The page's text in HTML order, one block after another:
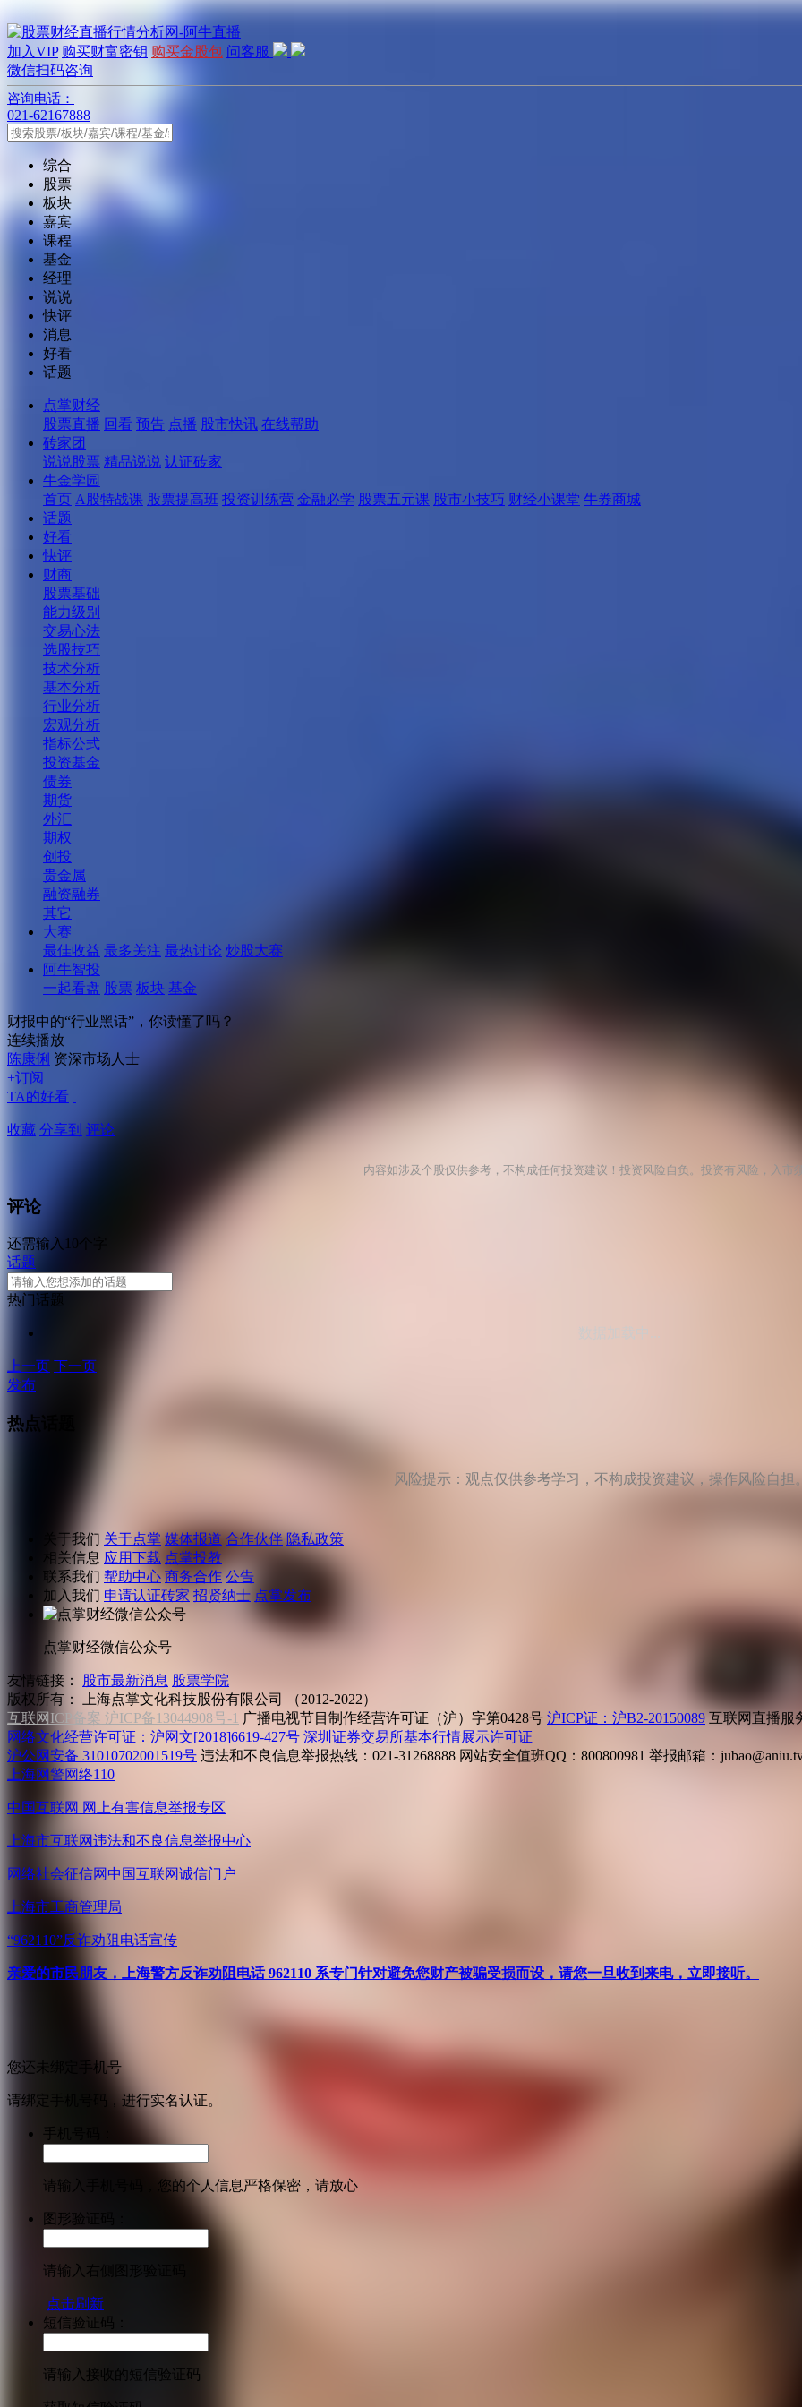
加入VIP 购买财富密钥 购买金股包 问客服
微信扫码咨询
咨询电话：
021-62167888
综合
股票
板块
嘉宾
课程
基金
经理
说说
快评
消息
好看
话题
点掌财经
股票直播 回看 预告 点播 股市快讯 在线帮助
砖家团
说说股票 精品说说 认证砖家
牛金学园
首页 A股特战课 股票提高班 投资训练营 金融必学 股票五元课 股市小技巧 财经小课堂 牛券商城
话题
好看
快评
财商
股票基础
能力级别
交易心法
选股技巧
技术分析
基本分析
行业分析
宏观分析
指标公式
投资基金
债券
期货
外汇
期权
创投
贵金属
融资融券
其它
大赛
最佳收益 最多关注 最热讨论 炒股大赛
阿牛智投
一起看盘 股票 板块 基金
财报中的“行业黑话”，你读懂了吗？
连续播放
陈康俐 资深市场人士
+订阅
TA的好看
收藏 分享到 评论
内容如涉及个股仅供参考，不构成任何投资建议！投资风险自负。投资有风险，入市
评论
还需输入10个字
话题
热门话题
数据加载中...
上一页 下一页
发布
热点话题
风险提示：观点仅供参考学习，不构成投资建议，操作风险自担
关于我们 关于点掌 媒体报道 合作伙伴 隐私政策
相关信息 应用下载 点掌投教
联系我们 帮助中心 商务合作 公告
加入我们 申请认证砖家 招贤纳士 点掌发布
点掌财经微信公众号
友情链接： 股市最新消息 股票学院
版权所有：
上海点掌文化科技股份有限公司 （2012-2022）
互联网ICP备案 沪ICP备13044908号-1 广播电视节目制作经营许可证（沪）字第0428号 沪ICP证：沪B2-20150089 互联网直播服
网络文化经营许可证：沪网文[2018]6619-427号 深圳证券交易所基本行情展示许可证
沪公网安备 31010702001519号 违法和不良信息举报热线：021-31268888 网站安全值班QQ：800800981 举报邮箱：
上海网警网络110
中国互联网 网上有害信息举报专区
上海市互联网违法和不良信息举报中心
网络社会征信网中国互联网诚信门户
上海市工商管理局
“962110”反诈劝阻电话宣传
亲爱的市民朋友，上海警方反诈劝阻电话 962110 系专门针对避免您财产被骗受损而设，请您一旦收到来电，立即接听。
您还未绑定手机号
请绑定手机号码，进行实名认证。
手机号码：
请输入手机号码，您的个人信息严格保密，请放心
图形验证码：
请输入右侧图形验证码
点击刷新
短信验证码：
请输入接收的短信验证码